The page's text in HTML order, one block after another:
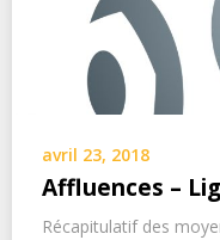
avril 23, 2018
Affluences –
Récapitulatif des